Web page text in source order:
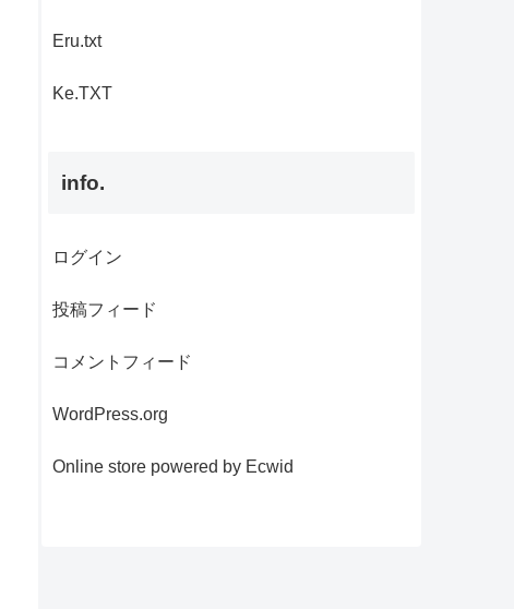
Eru.txt
Ke.TXT
info.
ログイン
投稿フィード
コメントフィード
WordPress.org
Online store powered by Ecwid